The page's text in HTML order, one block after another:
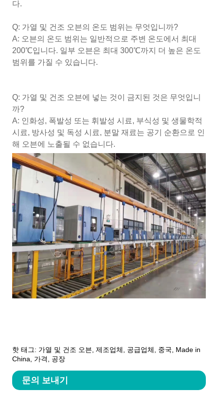
다.
Q: 가열 및 건조 오븐의 온도 범위는 무엇입니까?
A: 오븐의 온도 범위는 일반적으로 주변 온도에서 최대
200℃입니다. 일부 오븐은 최대 300℃까지 더 높은 온도
범위를 가질 수 있습니다.
Q: 가열 및 건조 오븐에 넣는 것이 금지된 것은 무엇입니
까?
A: 인화성, 폭발성 또는 휘발성 시료, 부식성 및 생물학적
시료, 방사성 및 독성 시료, 분말 재료는 공기 순환으로 인
해 오븐에 노출될 수 없습니다.
핫 태그: 가열 및 건조 오븐, 제조업체, 공급업체, 중국, Made in
China, 가격, 공장
문의 보내기